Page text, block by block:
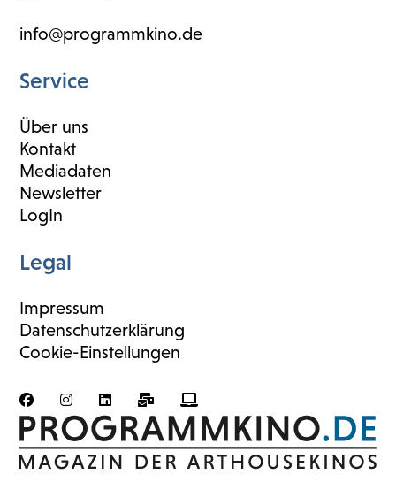
info@programmkino.de
Service
Über uns
Kontakt
Mediadaten
Newsletter
LogIn
Legal
Impressum
Datenschutzerklärung
Cookie-Einstellungen